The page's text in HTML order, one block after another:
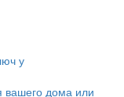
у
вашего дома или